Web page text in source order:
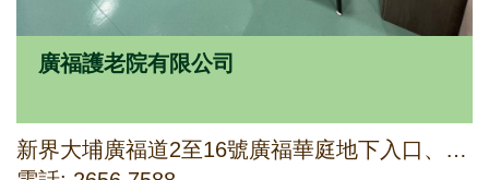
廣福護老院有限公司
新界大埔廣福道2至16號廣福華庭地下入口、1字樓及2字樓